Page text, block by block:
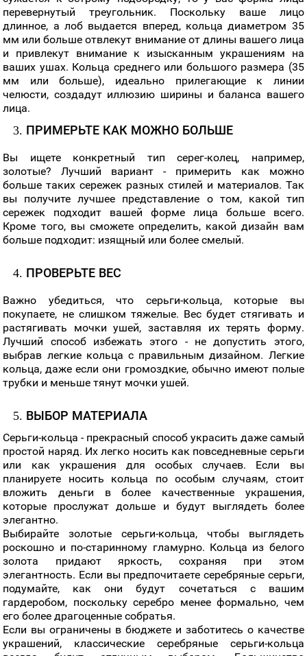
перевернутый треугольник. Поскольку ваше лицо
длинное, а лоб выдается вперед, кольца диаметром 35
мм или больше отвлекут внимание от длины вашего лица
и привлекут внимание к изысканным украшениям на
ваших ушах. Кольца среднего или большого размера (35
мм или больше), идеально прилегающие к линии
челюсти, создадут иллюзию ширины и баланса вашего
лица.
3. ПРИМЕРЬТЕ КАК МОЖНО БОЛЬШЕ
Вы ищете конкретный тип серег-колец, например,
золотые? Лучший вариант - примерить как можно
больше таких сережек разных стилей и материалов. Так
вы получите лучшее представление о том, какой тип
сережек подходит вашей форме лица больше всего.
Кроме того, вы сможете определить, какой дизайн вам
больше подходит: изящный или более смелый.
4. ПРОВЕРЬТЕ ВЕС
Важно убедиться, что серьги-кольца, которые вы
покупаете, не слишком тяжелые. Вес будет стягивать и
растягивать мочки ушей, заставляя их терять форму.
Лучший способ избежать этого - не допустить этого,
выбрав легкие кольца с правильным дизайном. Легкие
кольца, даже если они громоздкие, обычно имеют полые
трубки и меньше тянут мочки ушей.
5. ВЫБОР МАТЕРИАЛА
Серьги-кольца - прекрасный способ украсить даже самый
простой наряд. Их легко носить как повседневные серьги
или как украшения для особых случаев. Если вы
планируете носить кольца по особым случаям, стоит
вложить деньги в более качественные украшения,
которые прослужат дольше и будут выглядеть более
элегантно.
Выбирайте золотые серьги-кольца, чтобы выглядеть
роскошно и по-старинному гламурно. Кольца из белого
золота придают яркость, сохраняя при этом
элегантность. Если вы предпочитаете серебряные серьги,
подумайте, как они будут сочетаться с вашим
гардеробом, поскольку серебро менее формально, чем
его более драгоценные собратья.
Если вы ограничены в бюджете и заботитесь о качестве
украшений, классические серебряные серьги-кольца